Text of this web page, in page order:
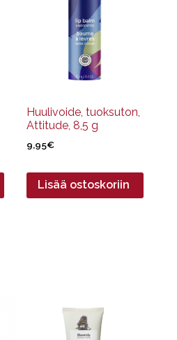
Huulivoide, tuoksuton,
Attitude, 8,5 g
9,95€
Lisää ostoskoriin